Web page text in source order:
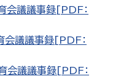
議議事録[PDF：
議議事録[PDF：
議議事録[PDF：